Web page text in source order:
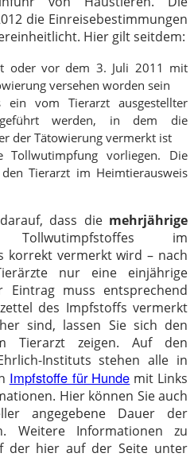
die Einreisebestimmungen
Hier gilt seitdem:
oder vor dem 3. Juli 2011 mit
versehen worden sein
vom Tierarzt ausgestellter
werden, in dem die
der Tätowierung vermerkt ist
Tollwutimpfung vorliegen. Die
Tierarzt im Heimtierausweis
dass die mehrjährige
im
korrekt vermerkt wird – nach
nur eine einjährige
Eintrag muss entsprechend
des Impfstoffs vermerkt
sind, lassen Sie sich den
Tierarzt zeigen. Auf den
Instituts stehen alle in
Impfstoffe für Hunde mit Links
Hier können Sie auch
angegebene Dauer der
Weitere Informationen zu
der hier auf der Seite unter